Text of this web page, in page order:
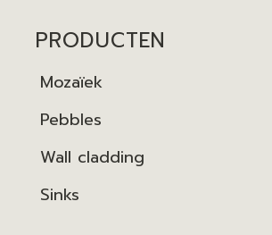
PRODUCTEN
Mozaïek
Pebbles
Wall cladding
Sinks